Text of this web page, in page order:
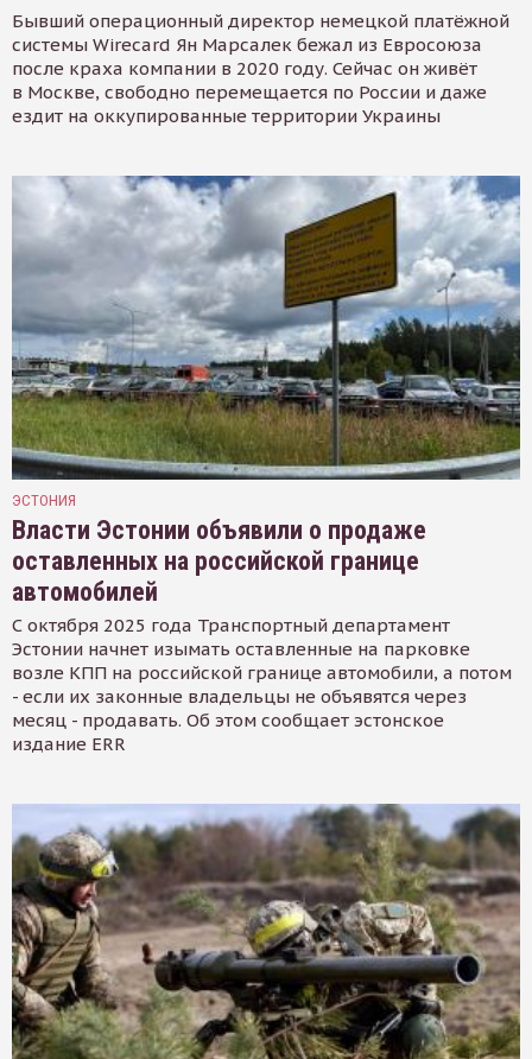
Бывший операционный директор немецкой платёжной
системы Wirecard Ян Марсалек бежал из Евросоюза
после краха компании в 2020 году. Сейчас он живёт
в Москве, свободно перемещается по России и даже
ездит на оккупированные территории Украины
ЭСТОНИЯ
Власти Эстонии объявили о продаже
оставленных на российской границе
автомобилей
С октября 2025 года Транспортный департамент
Эстонии начнет изымать оставленные на парковке
возле КПП на российской границе автомобили, а потом
- если их законные владельцы не объявятся через
месяц - продавать. Об этом сообщает эстонское
издание ERR